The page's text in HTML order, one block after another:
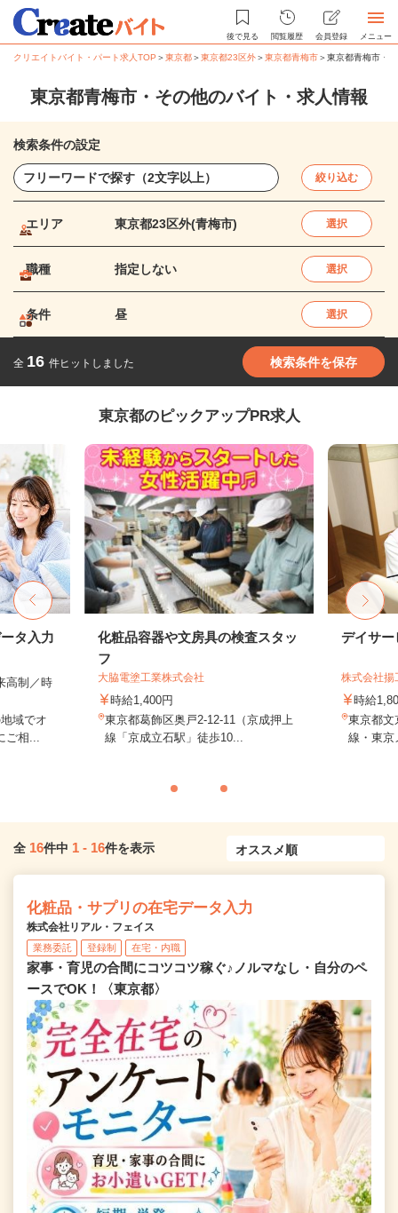
後で見る 閲覧履歴 会員登録 メニュー
クリエイトバイト・パート求人TOP ＞東京都＞東京都23区外＞東京都青梅市＞東京都青梅市・
東京都青梅市・その他のバイト・求人情報
検索条件の設定
絞り込む
エリア 東京都23区外(青梅市) 選択
職種 指定しない 選択
条件 昼 選択
全 16 件ヒットしました 検索条件を保存
東京都のピックアップPR求人
タ入力
高制／時
域でオ
相...
化粧品容器や文房具の検査スタッ
フ
大脇電塗工業株式会社
時給1,400円
東京都葛飾区奥戸2-12-11（京成押上
線「京成立石駅」徒歩10...
デイサー
株式会社揚
時給
東京都文
線・東京
全 16件中 1 - 16件を表示
化粧品・サプリの在宅データ入力
株式会社リアル・フェイス
業務委託 登録制 在宅・内職
家事・育児の合間にコツコツ稼ぐ♪ノルマなし・自分のペ
ースでOK！〈東京都〉